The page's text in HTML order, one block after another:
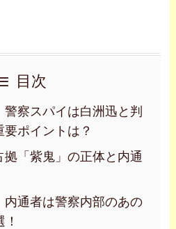
目次
警察スパイは白洲迅と判
ポイントは？
拠「紫鬼」の正体と内通
内通者は警察内部のあの